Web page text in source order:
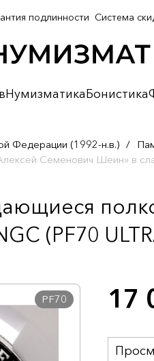
НумизматикаБонистика
подлинности Система
Федерации (1992-н.в.) /
Семенович Шеин» в
(PF70
PF70 17